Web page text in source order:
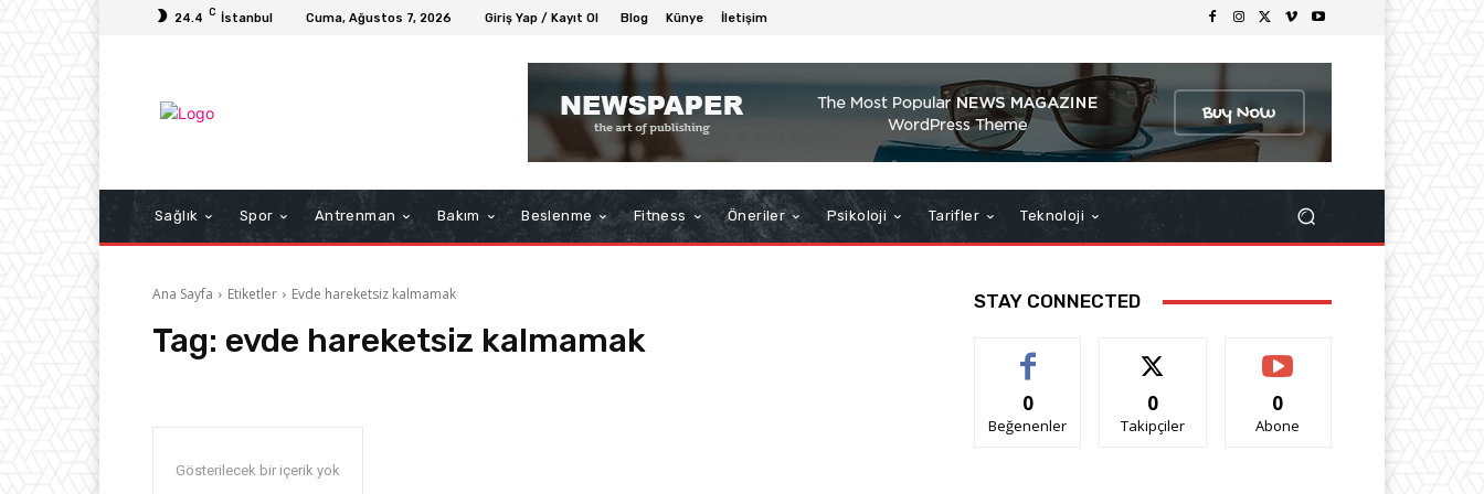
24.4 C İstanbul Cuma, Ağustos 7, 2026 Giriş Yap / Kayıt Ol Blog Künye İletişim
Sağlık Spor Antrenman Bakım Beslenme Fitness Öneriler Psikoloji Tarifler Teknoloji
Ana Sayfa Etiketler Evde hareketsiz kalmamak
Tag: evde hareketsiz kalmamak
Gösterilecek bir içerik yok
STAY CONNECTED
0
Beğenenler
0
Takipçiler
0
Abone